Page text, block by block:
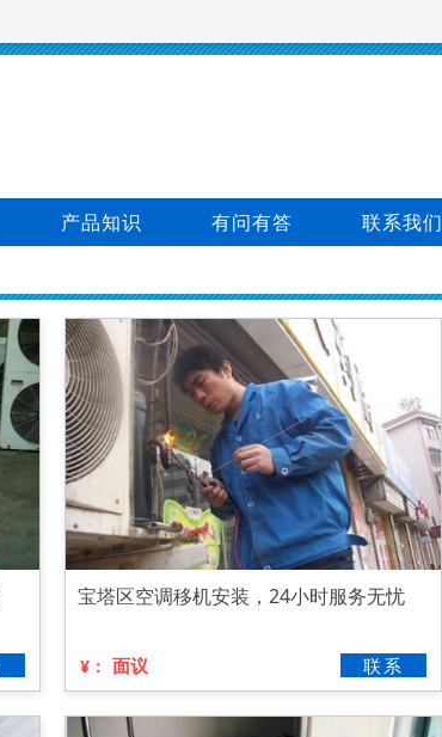
产品知识 有问有答 联系我们
宝塔区空调移机安装，24小时服务无忧
¥： 面议 联系